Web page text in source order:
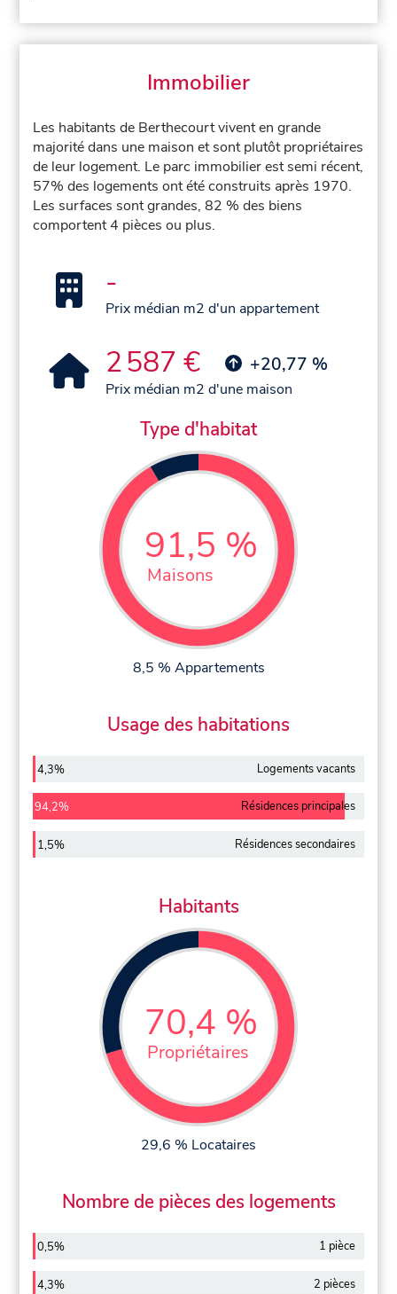
Immobilier
Les habitants de Berthecourt vivent en grande
majorité dans une maison et sont plutôt propriétaires
de leur logement. Le parc immobilier est semi récent,
57% des logements ont été construits après 1970.
Les surfaces sont grandes, 82 % des biens
comportent 4 pièces ou plus.
-
Prix médian m2 d'un appartement
2 587 € +20,77 %
Prix médian m2 d'une maison
Type d'habitat
91,5 %
Maisons
8,5 % Appartements
Usage des habitations
4,3% Logements vacants
94,2% Résidences principales
1,5% Résidences secondaires
Habitants
70,4 %
Propriétaires
29,6 % Locataires
Nombre de pièces des logements
0,5% 1 pièce
4,3% 2 pièces